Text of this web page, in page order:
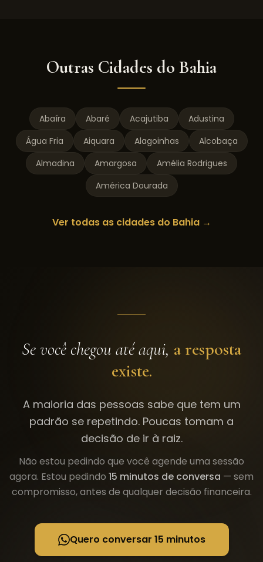
Outras Cidades do Bahia
Abaíra Abaré Acajutiba
Adustina
Água Fria
Aiquara Alagoinhas
Alcobaça
Almadina
Amargosa
Amélia Rodrigues
América Dourada
Ver todas as cidades do Bahia→
Se você chegou até aqui, a resposta
existe.
A maioria das pessoas sabe que tem um
padrão se repetindo. Poucas tomam a
decisão de ir à raiz.
Não estou pedindo que você agende uma sessão
agora. Estou pedindo 15 minutos de conversa — sem
compromisso, antes de qualquer decisão financeira.
Quero conversar 15 minutos